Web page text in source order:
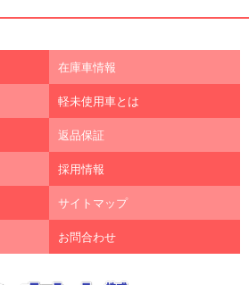
在庫車情報
軽未使用車とは
返品保証
採用情報
サイトマップ
お問合わせ